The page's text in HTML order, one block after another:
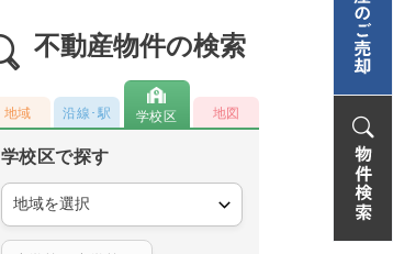
不動産物件の検索
地域 沿線･駅 学校区 地図
学校区で探す